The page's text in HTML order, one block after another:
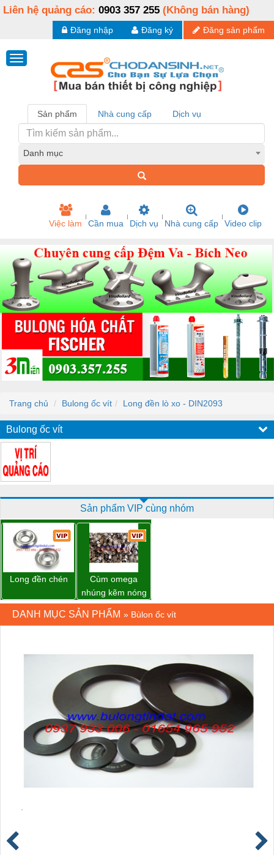
Liên hệ quảng cáo: 0903 357 255 (Không bán hàng)
Đăng sản phẩm
Đăng ký
Đăng nhập
Sản phẩm Nhà cung cấp Dịch vụ
Danh mục
Việc làm Cần mua Dịch vụ Nhà cung cấp Video clip
Trang chủ Bulong ốc vít Long đền lò xo - DIN2093
Bulong ốc vít
Sản phẩm VIP cùng nhóm
Long đền chén
Cùm omega
nhúng kẽm nóng
DANH MỤC SẢN PHẨM » Bùlon ốc vít